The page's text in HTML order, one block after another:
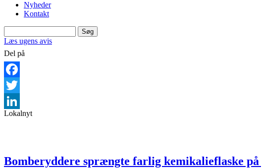
Nyheder
Kontakt
Søg
Læs ugens avis
Del på
Facebook
Twitter
LinkedIn
Lokalnyt
Bomberyddere sprængte farlig kemikalieflaske på